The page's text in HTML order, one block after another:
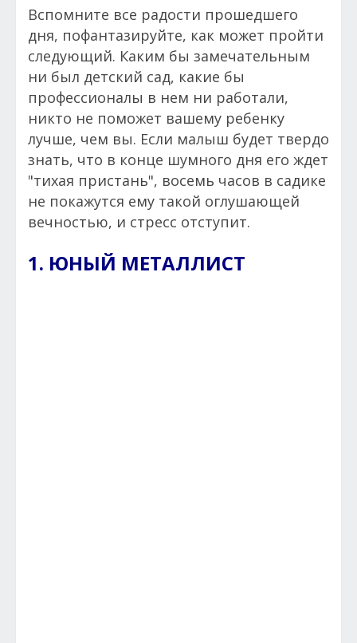
Вспомните все радости прошедшего
дня, пофантазируйте, как может пройти
следующий. Каким бы замечательным
ни был детский сад, какие бы
профессионалы в нем ни работали,
никто не поможет вашему ребенку
лучше, чем вы. Если малыш будет твердо
знать, что в конце шумного дня его ждет
"тихая пристань", восемь часов в садике
не покажутся ему такой оглушающей
вечностью, и стресс отступит.
1. ЮНЫЙ МЕТАЛЛИСТ